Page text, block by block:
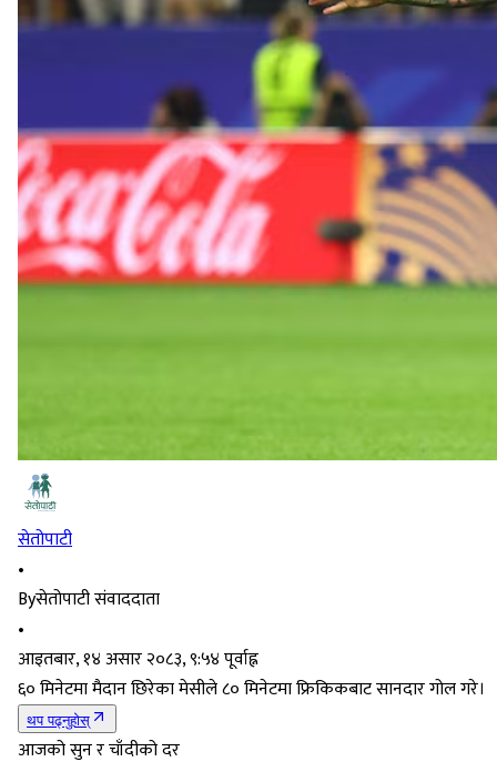
सेतोपाटी
•
Byसेतोपाटी संवाददाता
•
आइतबार, १४ असार २०८३, ९:५४ पूर्वाह्न
६० मिनेटमा मैदान छिरेका मेसीले ८० मिनेटमा फ्रिकिकबाट सानदार गोल गरे।
थप पढ्नुहोस्
आजको सुन र चाँदीको दर